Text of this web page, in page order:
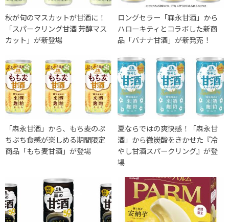
秋が旬のマスカットが甘酒に！
「スパークリング甘酒 芳醇マス
カット」が新登場
ロングセラー「森永甘酒」から
ハローキティとコラボした新商
品「バナナ甘酒」が新発売！
「森永甘酒」から、もち麦のぷ
ちぷち食感が楽しめる期間限定
商品「もち麦甘酒」が登場
夏ならではの爽快感！「森永甘
酒」から微炭酸をきかせた『冷
やし甘酒スパークリング』が登
場